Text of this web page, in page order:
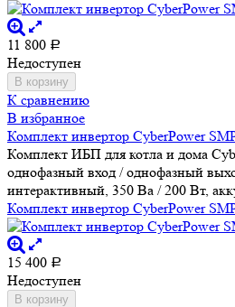
11 800 Р
Недоступен
В корзину
К сравнению
В избранное
Комплект инвертор CyberPower
Комплект ИБП для котла и дома
однофазный вход / однофазный
интерактивный, 350 Ва / 200 Вт,
Комплект инвертор CyberPower
15 400 Р
Недоступен
В корзину